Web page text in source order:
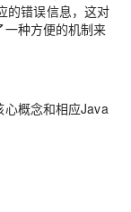
的错误信息，这对
种方便的机制来
心概念和相应Java